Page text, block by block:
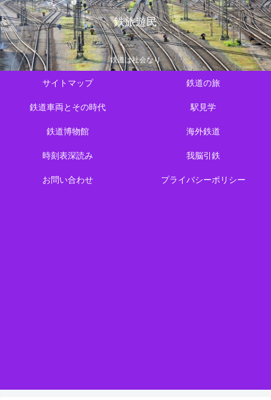
鉄旅遊民
鉄道は社会なり
サイトマップ 鉄道の旅
鉄道車両とその時代 駅見学
鉄道博物館 海外鉄道
時刻表深読み 我脳引鉄
お問い合わせ プライバシーポリシー